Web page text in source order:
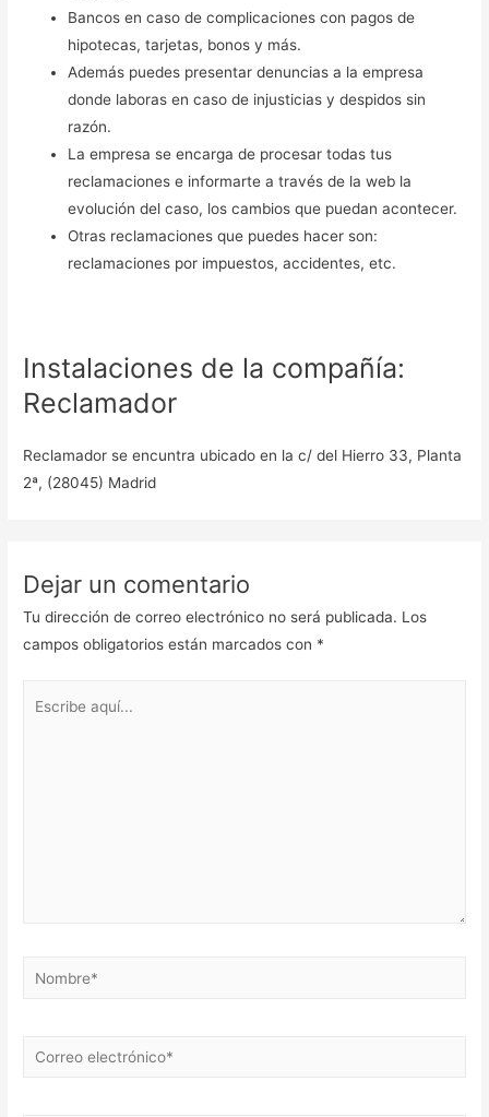
Bancos en caso de complicaciones con pagos de
hipotecas, tarjetas, bonos y más.
Además puedes presentar denuncias a la empresa
donde laboras en caso de injusticias y despidos sin
razón.
La empresa se encarga de procesar todas tus
reclamaciones e informarte a través de la web la
evolución del caso, los cambios que puedan acontecer.
Otras reclamaciones que puedes hacer son:
reclamaciones por impuestos, accidentes, etc.
Instalaciones de la compañía:
Reclamador
Reclamador se encuntra ubicado en la c/ del Hierro 33, Planta
2ª, (28045) Madrid
Dejar un comentario
Tu dirección de correo electrónico no será publicada. Los
campos obligatorios están marcados con *
Nombre*
Correo